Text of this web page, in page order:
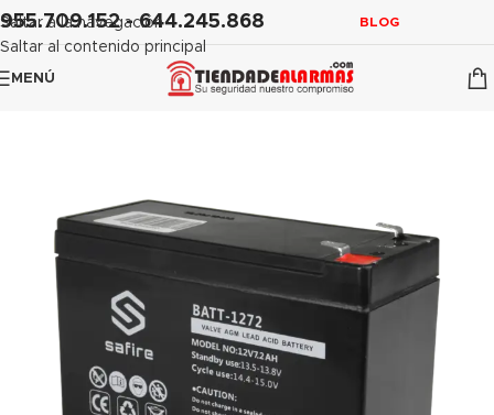
contenido
Saltar a la navegación
Saltar al contenido principal
955.709.152 - 644.245.868 BLOG
MENÚ